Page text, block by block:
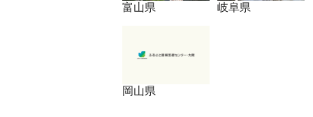
富山県 岐阜県
岡山県